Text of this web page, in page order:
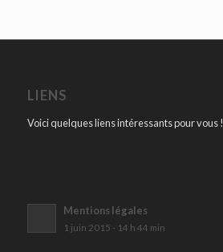
LIENS
Voici quelques liens intéressants pour vous !
Mentions légales
1 juin 2015 - 14 h 44 min